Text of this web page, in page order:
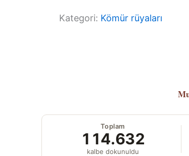
Kategori: Kömür rüyaları
Toplam
114.632
kalbe dokunuldu